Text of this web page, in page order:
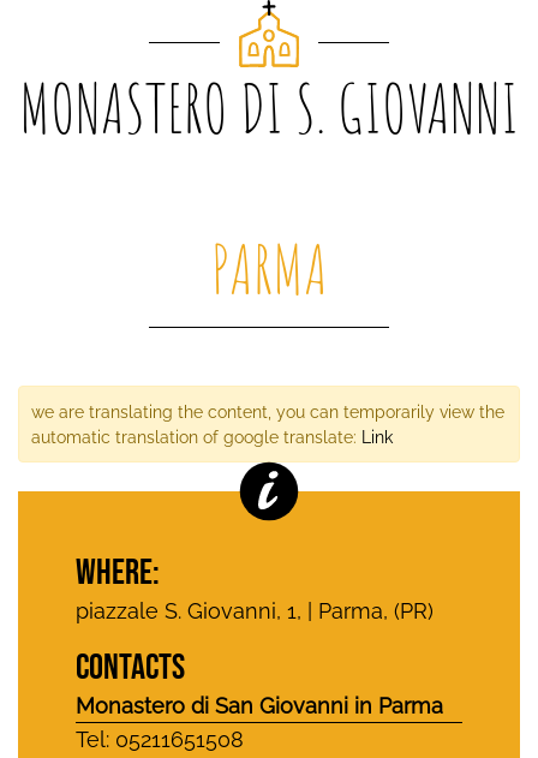
MONASTERO DI S. GIOVANNI
PARMA
we are translating the content, you can temporarily view the
automatic translation of google translate: Link
WHERE:
piazzale S. Giovanni, 1, | Parma, (PR)
CONTACTS
Monastero di San Giovanni in Parma
Tel: 05211651508